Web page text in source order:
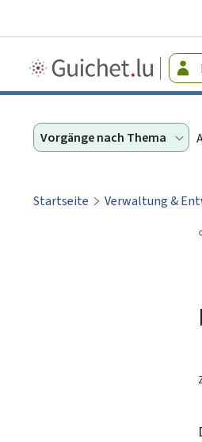
-
Vorgänge nach Thema
Startseite Verwaltung &